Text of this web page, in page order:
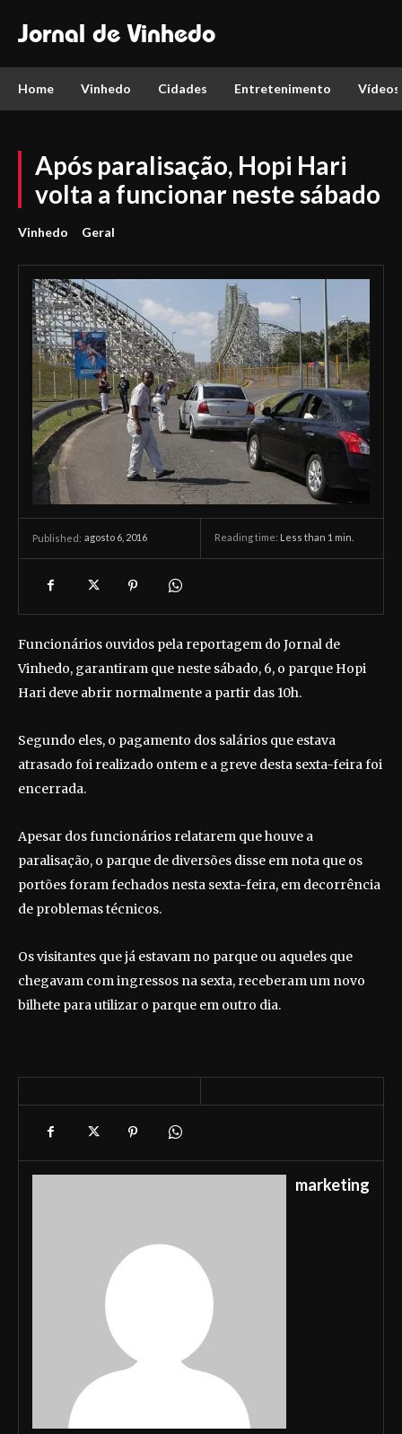
Jornal de Vinhedo
Home Vinhedo Cidades Entretenimento Vídeos
Após paralisação, Hopi Hari
volta a funcionar neste sábado
Vinhedo Geral
Published: agosto 6, 2016 Reading time: Less than 1 min.
Funcionários ouvidos pela reportagem do Jornal de
Vinhedo, garantiram que neste sábado, 6, o parque Hopi
Hari deve abrir normalmente a partir das 10h.
Segundo eles, o pagamento dos salários que estava
atrasado foi realizado ontem e a greve desta sexta-feira foi
encerrada.
Apesar dos funcionários relatarem que houve a
paralisação, o parque de diversões disse em nota que os
portões foram fechados nesta sexta-feira, em decorrência
de problemas técnicos.
Os visitantes que já estavam no parque ou aqueles que
chegavam com ingressos na sexta, receberam um novo
bilhete para utilizar o parque em outro dia.
marketing